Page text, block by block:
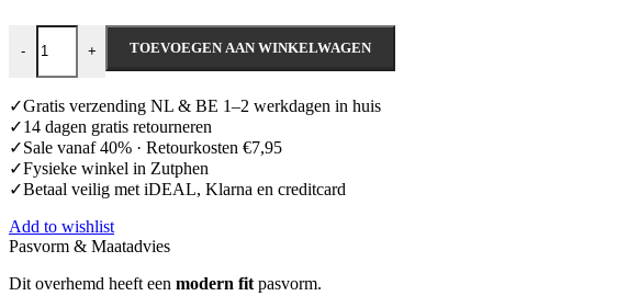
-
R2 Travel Overhemd Bloemenprint aantal
+ TOEVOEGEN AAN WINKELWAGEN
✓Gratis verzending NL & BE 1–2 werkdagen in huis
✓14 dagen gratis retourneren
✓Sale vanaf 40% · Retourkosten €7,95
✓Fysieke winkel in Zutphen
✓Betaal veilig met iDEAL, Klarna en creditcard
Add to wishlist
Pasvorm & Maatadvies
Dit overhemd heeft een modern fit pasvorm.